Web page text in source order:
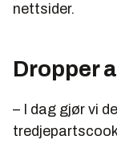
nettsider.
Dropper
– I dag gjør vi